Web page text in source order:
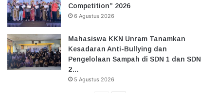
Competition” 2026
6 Agustus 2026
Mahasiswa KKN Unram Tanamkan
Kesadaran Anti-Bullying dan
Pengelolaan Sampah di SDN 1 dan SDN
2…
5 Agustus 2026